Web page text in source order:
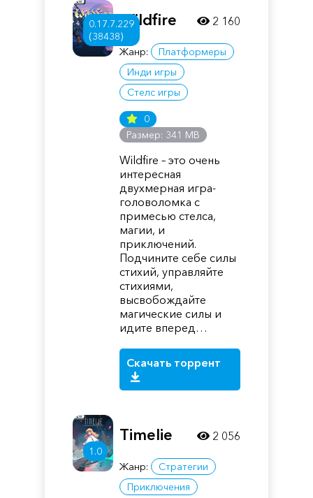
0.17.7.229
(38438)
Wildfire
Жанр:
Платформеры
Инди игры
Стелс игры
0
Размер: 341 MB
Wildfire – это очень
интересная
двухмерная игра-
головоломка с
примесью стелса,
магии, и
приключений.
Подчините себе силы
стихий, управляйте
стихиями,
высвобождайте
магические силы и
идите вперед…
Скачать торрент
2 160
1.0
Timelie
Жанр:
Стратегии
Приключения
2 056